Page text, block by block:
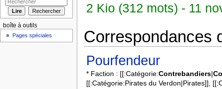
2 Kio (312 mots) - 11
Correspondances
Pourfendeur
* Faction : [[:Catégorie:Contrebandiers|
[[:Catégorie:Pirates du Verdon|Pirates]],
boîte à outils
Pages spéciales